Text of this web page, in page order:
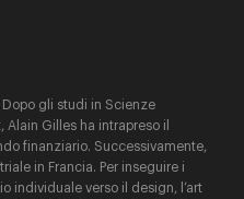
gli studi in Scienze
Alain Gilles ha intrapreso il
finanziario. Successivamente,
in Francia. Per inseguire i
individuale verso il design, l’art